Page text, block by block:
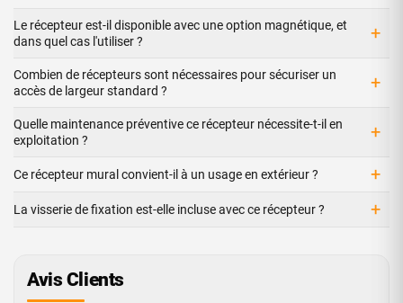
Le récepteur est-il disponible avec une option magnétique, et
dans quel cas l'utiliser ?
+
Combien de récepteurs sont nécessaires pour sécuriser un
accès de largeur standard ?
+
Quelle maintenance préventive ce récepteur nécessite-t-il en
exploitation ?
+
Ce récepteur mural convient-il à un usage en extérieur ? +
La visserie de fixation est-elle incluse avec ce récepteur ? +
Avis Clients